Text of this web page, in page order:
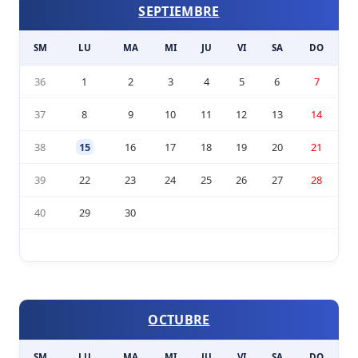
SEPTIEMBRE
SM LU MA MI JU VI SA DO
36 1 2 3 4 5 6 7
37 8 9 10 11 12 13 14
38 15 16 17 18 19 20 21
39 22 23 24 25 26 27 28
40 29 30
OCTUBRE